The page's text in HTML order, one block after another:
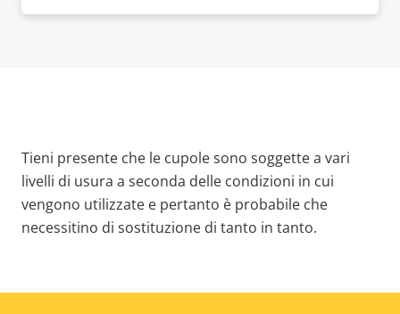
Tieni presente che le cupole sono soggette a vari
livelli di usura a seconda delle condizioni in cui
vengono utilizzate e pertanto è probabile che
necessitino di sostituzione di tanto in tanto.